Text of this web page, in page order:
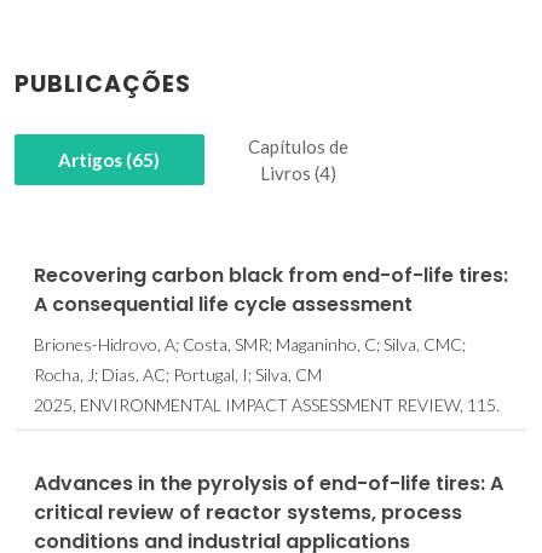
PUBLICAÇÕES
Artigos (65)
Capítulos de
Livros (4)
Recovering carbon black from end-of-life tires:
A consequential life cycle assessment
Briones-Hidrovo, A; Costa, SMR; Maganinho, C; Silva, CMC;
Rocha, J; Dias, AC; Portugal, I; Silva, CM
2025, ENVIRONMENTAL IMPACT ASSESSMENT REVIEW, 115.
Advances in the pyrolysis of end-of-life tires: A
critical review of reactor systems, process
conditions and industrial applications